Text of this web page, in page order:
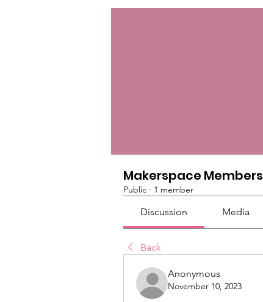
Makerspace Members
Public · 1 member
Discussion Media
Back
Anonymous
November 10, 2023